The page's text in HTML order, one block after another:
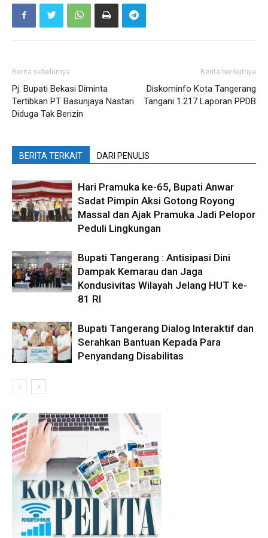
Berita sebelumya
Pj. Bupati Bekasi Diminta
Tertibkan PT Basunjaya Nastari
Diduga Tak Berizin
Berita berikutnya
Diskominfo Kota Tangerang
Tangani 1.217 Laporan PPDB
BERITA TERKAIT DARI PENULIS
Hari Pramuka ke-65, Bupati Anwar
Sadat Pimpin Aksi Gotong Royong
Massal dan Ajak Pramuka Jadi Pelopor
Peduli Lingkungan
Bupati Tangerang : Antisipasi Dini
Dampak Kemarau dan Jaga
Kondusivitas Wilayah Jelang HUT ke-
81 RI
Bupati Tangerang Dialog Interaktif dan
Serahkan Bantuan Kepada Para
Penyandang Disabilitas